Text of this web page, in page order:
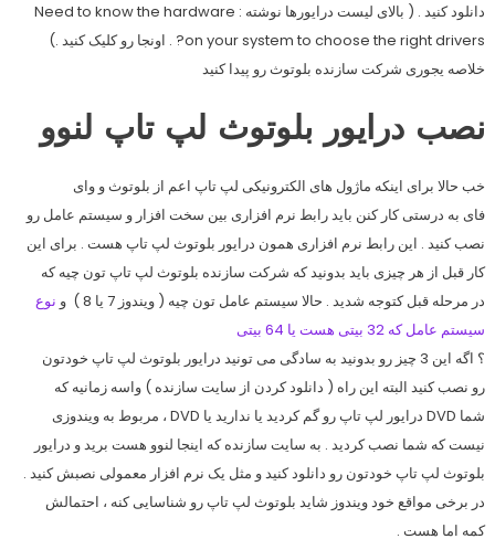
دانلود کنید . ( بالای لیست درایورها نوشته : Need to know the hardware
on your system to choose the right drivers? . اونجا رو کلیک کنید .)
خلاصه یجوری شرکت سازنده بلوتوث رو پیدا کنید
نصب درایور بلوتوث لپ تاپ لنوو
خب حالا برای اینکه ماژول های الکترونیکی لپ تاپ اعم از بلوتوث و وای
فای به درستی کار کنن باید رابط نرم افزاری بین سخت افزار و سیستم عامل رو
نصب کنید . این رابط نرم افزاری همون درایور بلوتوث لپ تاپ هست . برای این
کار قبل از هر چیزی باید بدونید که شرکت سازنده بلوتوث لپ تاپ تون چیه که
در مرحله قبل کتوجه شدید . حالا سیستم عامل تون چیه ( ویندوز 7 یا 8 ) و
نوع
سیستم عامل که 32 بیتی هست یا 64 بیتی
؟ اگه این 3 چیز رو بدونید به سادگی می تونید درایور بلوتوث لپ تاپ خودتون
رو نصب کنید البته این راه ( دانلود کردن از سایت سازنده ) واسه زمانیه که
شما DVD درایور لپ تاپ رو گم کردید یا ندارید یا DVD ، مربوط به ویندوزی
نیست که شما نصب کردید . به سایت سازنده که اینجا لنوو هست برید و درایور
بلوتوث لپ تاپ خودتون رو دانلود کنید و مثل یک نرم افزار معمولی نصبش کنید .
در برخی مواقع خود ویندوز شاید بلوتوث لپ تاپ رو شناسایی کنه ، احتمالش
کمه اما هست .